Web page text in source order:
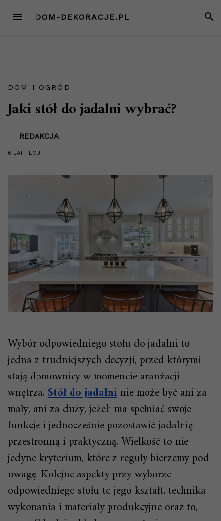
MENU DOM-DEKORACJE.PL
DOM I OGRÓD
Jaki stół do jadalni wybrać?
REDAKCJA
6 LAT TEMU
Wybór odpowiedniego stołu do jadalni to
jedna z trudniejszych decyzji, przed którymi
stają domownicy w momencie aranżacji
wnętrza.Stół do jadalninie może być ani za
mały, ani za duży, jeżeli ma spełniać swoje
funkcje i jednocześnie pozostawić jadalnię
przestronną i praktyczną. Wielkość to nie
jedyne kryterium, które z reguły bierzemy pod
uwagę. Kolejne aspekty przy wyborze
odpowiedniego stołu to jego kształt, technika
wykonania i materiały produkcyjne oraz to,